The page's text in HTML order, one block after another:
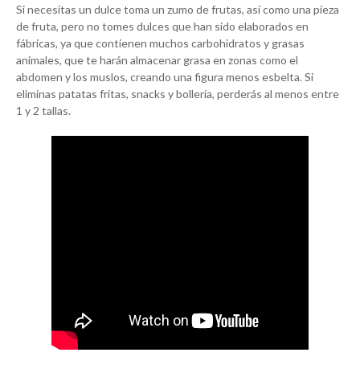
Si necesitas un dulce toma un zumo de frutas, así como una pieza
de fruta, pero no tomes dulces que han sido elaborados en
fábricas, ya que contienen muchos carbohidratos y grasas
animales, que te harán almacenar grasa en zonas como el
abdomen y los muslos, creando una figura menos esbelta. Si
eliminas patatas fritas, snacks y bollería, perderás al menos entre
1 y 2 tallas.